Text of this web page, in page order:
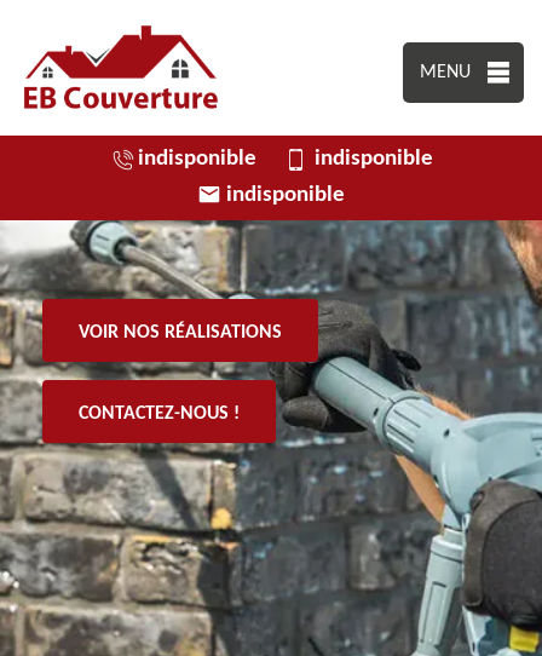
MENU
indisponible
indisponible
indisponible
VOIR NOS RÉALISATIONS
CONTACTEZ-NOUS !